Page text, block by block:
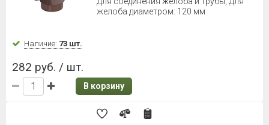
желоба диаметром: 120 мм
Наличие: 73 шт.
282 руб. / шт.
В корзину